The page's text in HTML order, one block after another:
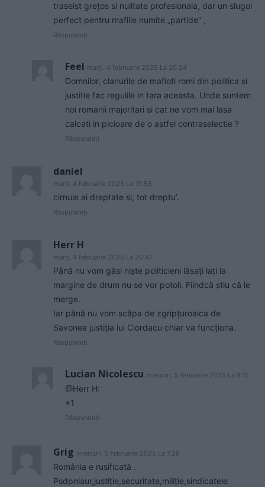
traseist grețos si nulitate profesionala, dar un slugoi
perfect pentru mafiile numite „partide” ,
Răspundeți
Feel marți, 4 februarie 2025 La 20.24
Domnilor, clanurile de mafioti romi din politica si
justitie fac regulile in tara aceasta. Unde suntem
noi romanii majoritari si cat ne vom mai lasa
calcati in picioare de o astfel contraselectie ?
Răspundeți
daniel
marți, 4 februarie 2025 La 19.58
cirnule ai dreptate si, tot dreptu’.
Răspundeți
Herr H
marți, 4 februarie 2025 La 20.47
Până nu vom găsi niște politicieni lăsați lați la
margine de drum nu se vor potoli. Fiindcă știu că le
merge.
Iar până nu vom scăpa de zgripțuroaica de
Savonea justiția lui Ciordacu chiar va funcționa.
Răspundeți
Lucian Nicolescu miercuri, 5 februarie 2025 La 8.15
@Herr H:
+1
Răspundeți
Grig miercuri, 5 februarie 2025 La 7.28
România e rusificată .
Psdpnlaur,justiție,securitate,miliție,sindicatele